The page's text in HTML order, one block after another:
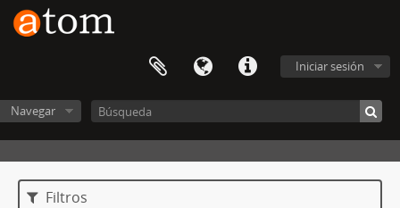
Iniciar sesión
Navegar
Filtros